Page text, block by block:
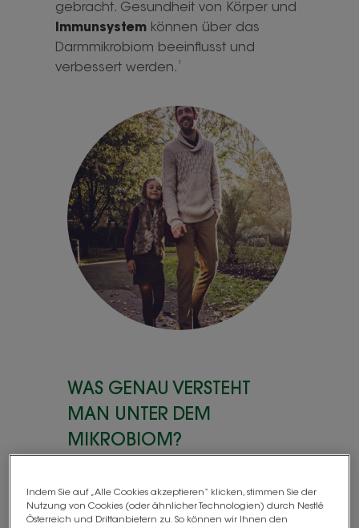
gebracht. Gesundheit von Körper und
Immunsystem können über das
Darmmikrobiom beeinflusst und
verbessert werden.
WAS GENAU VERSTEHT
MAN UNTER DEM
MIKROBIOM?
einschließlich des Darms, der Haut
und anderen Schleimhäuten, ist
Indem Sie auf „Alle Cookies akzeptieren“ klicken, stimmen Sie der
Nutzung von Cookies (oder ähnlicher Technologien) durch Nestlé
Österreich und Drittanbietern zu. So können wir Ihnen den